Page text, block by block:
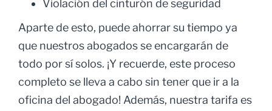
Violación del cinturón de seguridad
Aparte de esto, puede ahorrar su tiempo ya
que nuestros abogados se encargarán de
todo por sí solos. ¡Y recuerde, este proceso
completo se lleva a cabo sin tener que ir a la
oficina del abogado! Además, nuestra tarifa es